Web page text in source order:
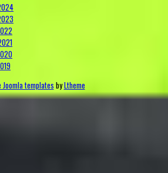
Joomla templates byLtheme